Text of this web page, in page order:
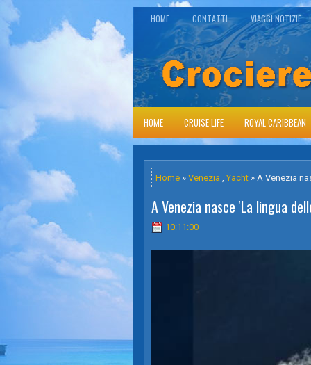
HOME CONTATTI VIAGGI NOTIZIE
HOME CRUISE LIFE ROYAL CARIBBEAN
Home » Venezia , Yacht » A Venezia
A Venezia nasce 'La lingua
10:11:00